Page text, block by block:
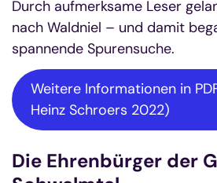
Durch aufmerksame Leser
nach Waldniel – und damit
spannende Spurensuche.
Weitere Informationen in
Heinz Schroers 2022)
Die Ehrenbürger der